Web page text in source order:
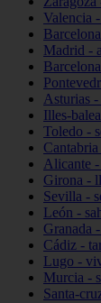
Valencia
Madrid -
Asturias
Illes-
Toledo -
Alicante
Girona -
Sevilla -
León -
Granada
Cádiz -
Lugo -
Murcia -
Santa-